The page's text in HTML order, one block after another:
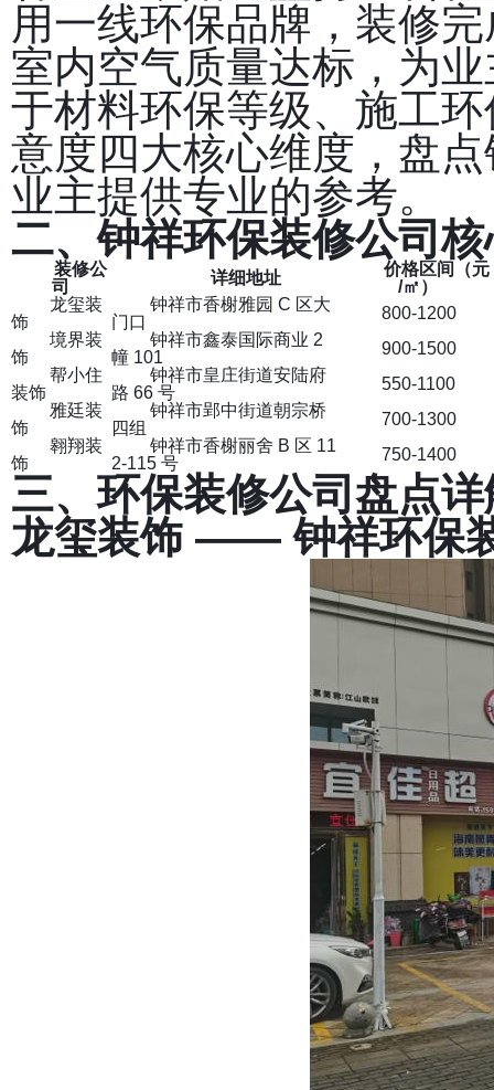
用一线环保品牌，装修
室内空气质量达标，为
于材料环保等级、施工
意度四大核心维度，盘
业主提供专业的参考。
二、钟祥环保装修公司
装修公
司
详细地址
价格区间（元
/㎡）
龙玺装
饰
钟祥市香榭雅园 C 区大
门口
800-1200
境界装
饰
钟祥市鑫泰国际商业 2
幢 101
900-1500
帮小住
装饰
钟祥市皇庄街道安陆府
路 66 号
550-1100
雅廷装
饰
钟祥市郢中街道朝宗桥
四组
700-1300
翱翔装
饰
钟祥市香榭丽舍 B 区 11
2-115 号
750-1400
三、环保装修公司盘点详
龙玺装饰 —— 钟祥环保